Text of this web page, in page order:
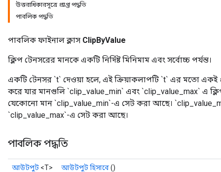
উত্তরাধিকারসূত্রে প্রাপ্ত পদ্ধতি
পাবলিক পদ্ধতি
পাবলিক ফাইনাল ক্লাস ClipByValue
ক্লিপ টেনসরের মানকে একটি নির্দিষ্ট মিনিমাম এবং সর্বোচ্চ পর্যন্ত।
একটি টেনসর `t` দেওয়া হলে, এই ক্রিয়াকলাপটি `t` এর মতো
করে যার মানগুলি `clip_value_min` এবং `clip_value_max` এ
যেকোনো মান `clip_value_min`-এ সেট করা আছে।
`clip_value_max`-এ সেট করা আছে।
পাবলিক পদ্ধতি
আউটপুট <T> আউটপুট হিসাবে()